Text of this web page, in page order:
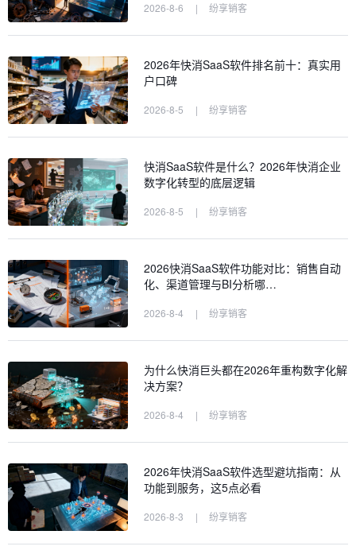
2026-8-6 | 纷享销客
2026年快消SaaS软件排名前十：真实用
户口碑
2026-8-5 | 纷享销客
快消SaaS软件是什么？2026年快消企业
数字化转型的底层逻辑
2026-8-5 | 纷享销客
2026快消SaaS软件功能对比：销售自动
化、渠道管理与BI分析哪…
2026-8-4 | 纷享销客
为什么快消巨头都在2026年重构数字化解
决方案？
2026-8-4 | 纷享销客
2026年快消SaaS软件选型避坑指南：从
功能到服务，这5点必看
2026-8-3 | 纷享销客